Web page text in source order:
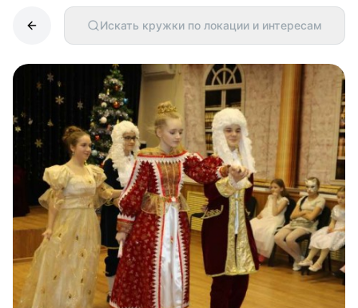
Искать кружки по локации и интересам